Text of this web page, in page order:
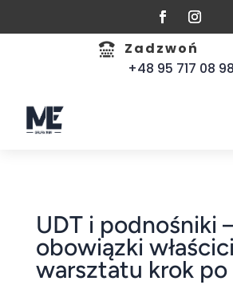

Zadzwoń
+48 95 717 08 98
UDT i podnośniki
obowiązki
warsztatu krok po